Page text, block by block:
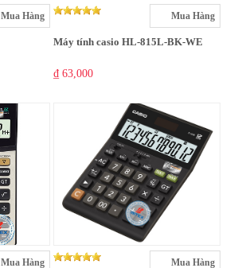
Mua Hàng Mua Hàng
Máy tính casio HL-815L-BK-WE
₫ 63,000
Mua Hàng Mua Hàng